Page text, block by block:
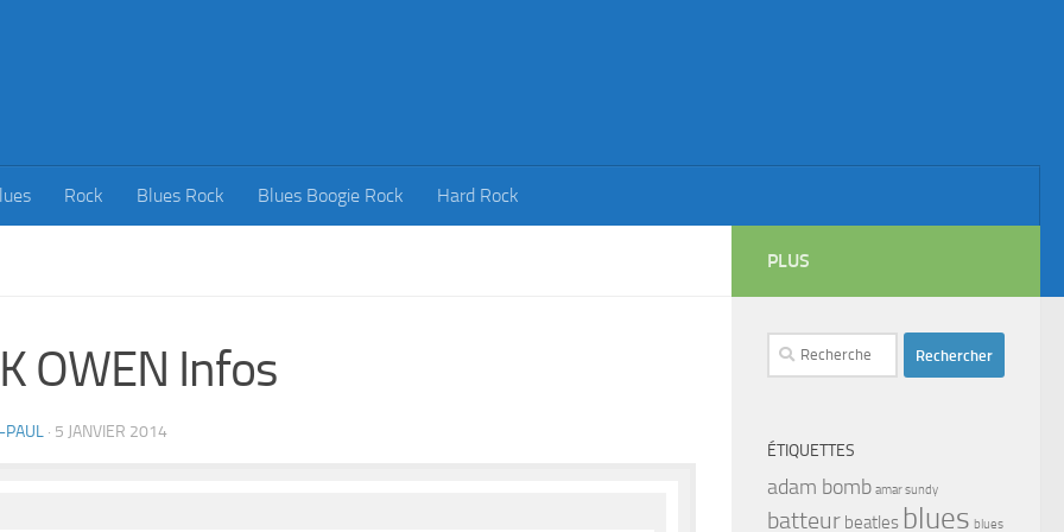
Rock Blues Rock Blues Boogie Rock Hard Rock
OWEN Infos
PAUL · 5 JANVIER 2014
PLUS
Rechercher :
ÉTIQUETTES
adam bomb amar sundy
batteur beatles blues blues